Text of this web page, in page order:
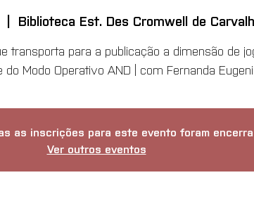
|
Biblioteca Est. Des Cromwell de
transporta para a publicação a dimensão de
do Modo Operativo AND | com Fernanda
as inscrições para este evento foram
Ver outros eventos